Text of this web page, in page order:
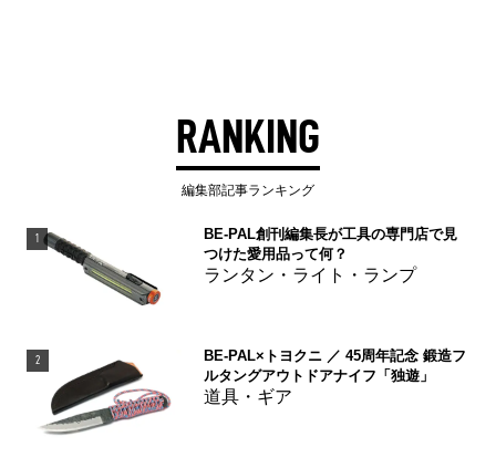
RANKING
編集部記事ランキング
1
BE-PAL創刊編集長が工具の専門店で見
つけた愛用品って何？
ランタン・ライト・ランプ
2
BE-PAL×トヨクニ ／ 45周年記念 鍛造フ
ルタングアウトドアナイフ「独遊」
道具・ギア